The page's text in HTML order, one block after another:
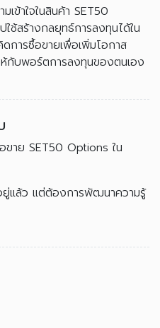
เข้าใจในสินค้า SET50
ช้สร้างกลยุทธ์การลงทุนได้ใน
การซื้อขายเพื่อเพิ่มโอกาส
ห้กับพอร์ตการลงทุนของตนเอง
ขาย SET50 Options ใน
แล้ว แต่ต้องการพัฒนาความรู้